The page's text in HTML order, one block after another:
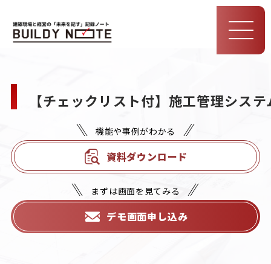
MEN
U
【チェックリスト付】施工管理シス
機能や事例がわかる
資料ダウンロード
まずは画面を見てみる
デモ画面申し込み